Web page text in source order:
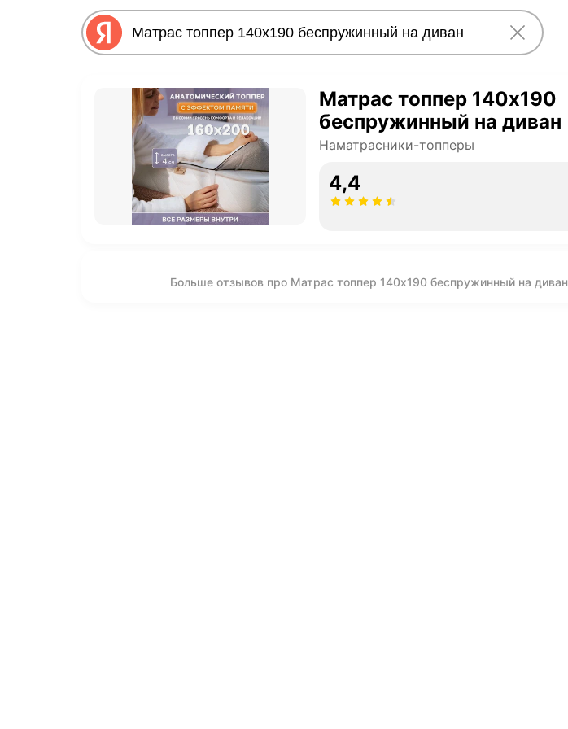
Матрас топпер 140х190
беспружинный на диван
Наматрасники-топперы
4,4
Больше отзывов про Матрас топпер 140х190 беспружинный на диван